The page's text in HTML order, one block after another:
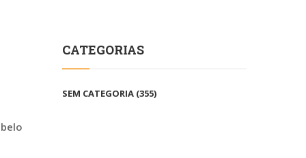
CATEGORIAS
SEM CATEGORIA (355)